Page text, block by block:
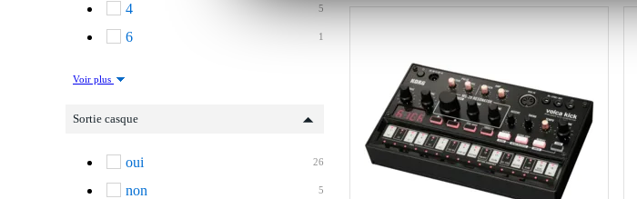
5
4
1
6
Voir plus
Sortie casque
26
oui
5
non